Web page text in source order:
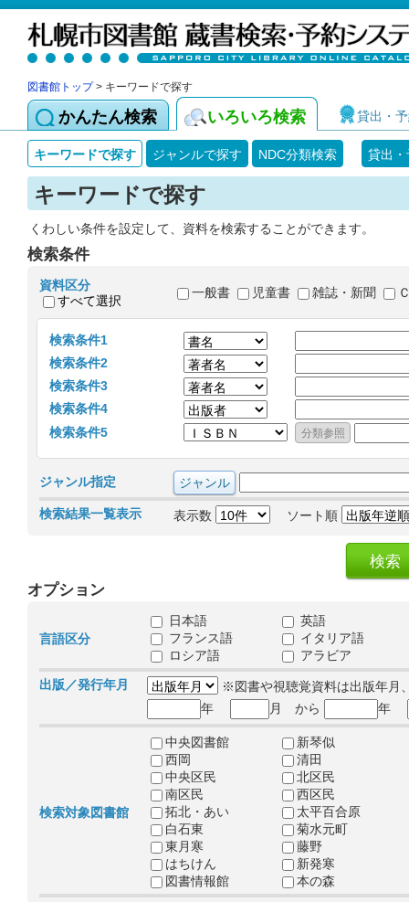
図書館トップ> キーワードで探す
かんたん検索 いろいろ検索 貸出・
キーワードで探す ジャンルで探す NDC分類検索 貸出
キーワードで探す
くわしい条件を設定して、資料を検索することができます。
検索条件
資料区分
すべて選択
一般書 児童書 雑誌・新聞
検索条件1
検索条件2
検索条件3
検索条件4
検索条件5
ジャンル指定
検索結果一覧表示 表示数 ソート順
オプション
言語区分
日本語
英語
フランス語
イタリア語
ロシア語
アラビア
出版／発行年月
※図書や視聴覚資料は出版年月
年
月 から 年
検索対象図書館
中央図書館
新琴似
西岡
清田
中央区民
北区民
南区民
西区民
拓北・あい
太平百合原
白石東
菊水元町
東月寒
藤野
はちけん
新発寒
図書情報館
本の森